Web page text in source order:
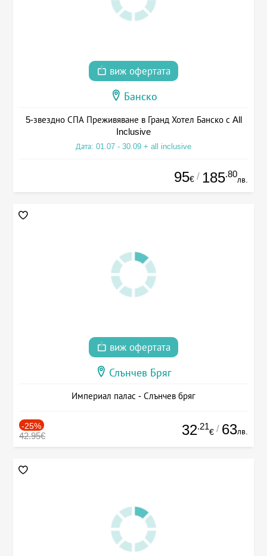
виж офертата
Банско
5-звездно СПА Преживяване в Гранд Хотел Банско с All
Inclusive
Дата: 01.07 - 30.09 + all inclusive
95€ / 185.80
лв.
виж офертата
Слънчев Бряг
Империал палас - Слънчев бряг
-25%
42.95€ 32.21
€ / 63лв.